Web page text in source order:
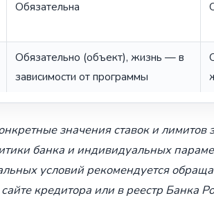
Обязательна
Обязательно (объект), жизнь — в
зависимости от программы
значения ставок и лимитов
банка и индивидуальных
условий рекомендуется
кредитора или в реестр Банка